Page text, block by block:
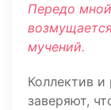
Передо
мучений.
Коллектив и
заверяют,